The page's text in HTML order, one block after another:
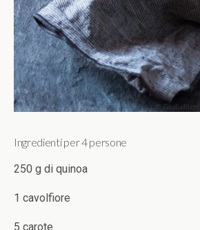
Ingredienti per 4 persone
250 g di quinoa
1 cavolfiore
5 carote